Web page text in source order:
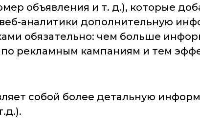
объявления и т. д.), которые
аналитики дополнительную
обязательно: чем больше
рекламным кампаниям и тем
собой более детальную